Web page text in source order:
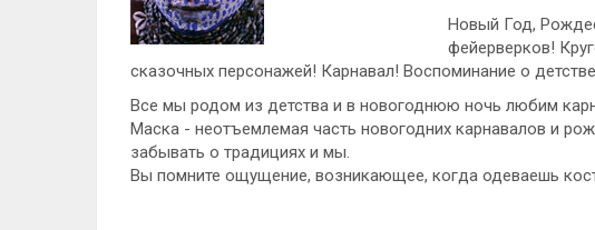
Новый Год,
фейерверков!
сказочных персонажей! Карнавал! Воспоминание о
Все мы родом из детства и в новогоднюю ночь любим
Маска - неотъемлемая часть новогодних карнавалов и
забывать о традициях и мы.
Вы помните ощущение, возникающее, когда одеваешь